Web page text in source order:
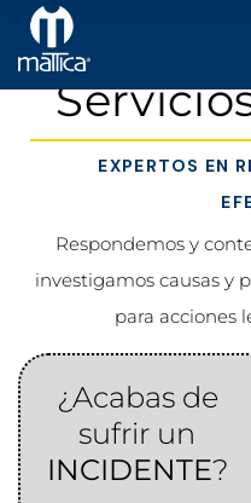
EXPERTOS EN
Respondemos y
investigamos causas y
para acciones
¿Acabas de
sufrir un
INCIDENTE?